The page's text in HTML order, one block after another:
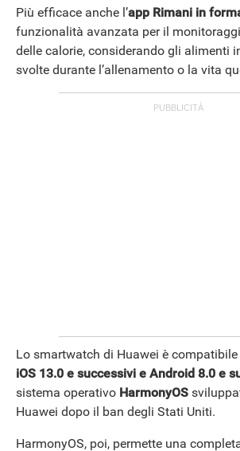
Più efficace anche l’app Rimani in
funzionalità avanzata per il
delle calorie, considerando gli alimenti
svolte durante l’allenamento o la vita
Lo smartwatch di Huawei è compatibile
iOS 13.0 e successivi e Android 8.0 e
sistema operativo HarmonyOS
Huawei dopo il ban degli Stati Uniti.
HarmonyOS, poi, permette una